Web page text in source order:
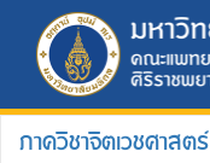
ภาควิชาจิตเวชศาสตร์